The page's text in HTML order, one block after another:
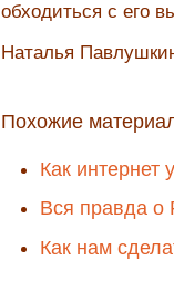
обходиться с его
Наталья
Похожие
Как
Вся правда о
Как нам